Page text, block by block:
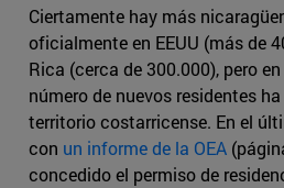
Ciertamente hay más
oficialmente en EEUU (más de
Rica (cerca de 300.000), pero
número de nuevos residentes
territorio costarricense. En el
con un informe de la OEA
concedido el permiso de